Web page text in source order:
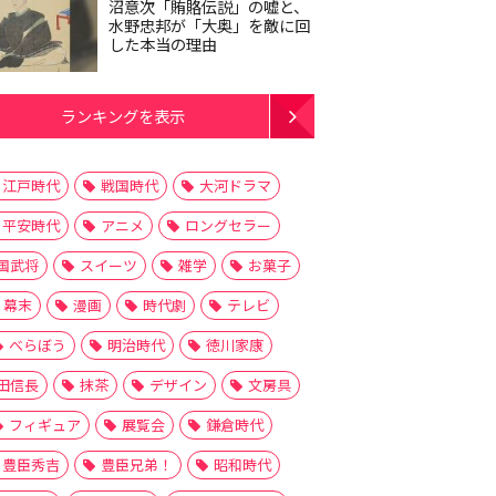
沼意次「賄賂伝説」の嘘と、
水野忠邦が「大奥」を敵に回
した本当の理由
ランキングを表示
江戸時代 戦国時代
大河ドラマ
平安時代
アニメ
ロングセラー
武将
スイーツ 雑学
お菓子
幕末
漫画 時代劇
テレビ
べらぼう
明治時代
徳川家康
信長
抹茶 デザイン
文房具
フィギュア
展覧会
鎌倉時代
豊臣秀吉
豊臣兄弟！
昭和時代